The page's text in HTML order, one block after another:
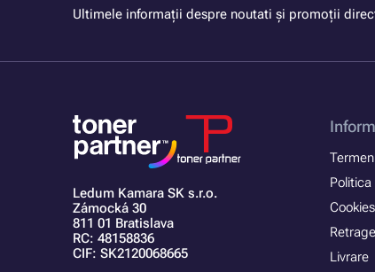
Ultimele informații despre noutati și promoții
Ledum Kamara SK s.r.o.
Zámocká 30
811 01 Bratislava
RC: 48158836
CIF: SK2120068665
Cookies
Livrare